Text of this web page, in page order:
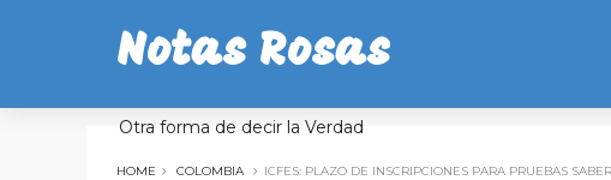
Notas Rosas
Otra forma de decir la Verdad
HOME COLOMBIA ICFES: PLAZO DE INSCRIPCIONES PARA PRUEBAS